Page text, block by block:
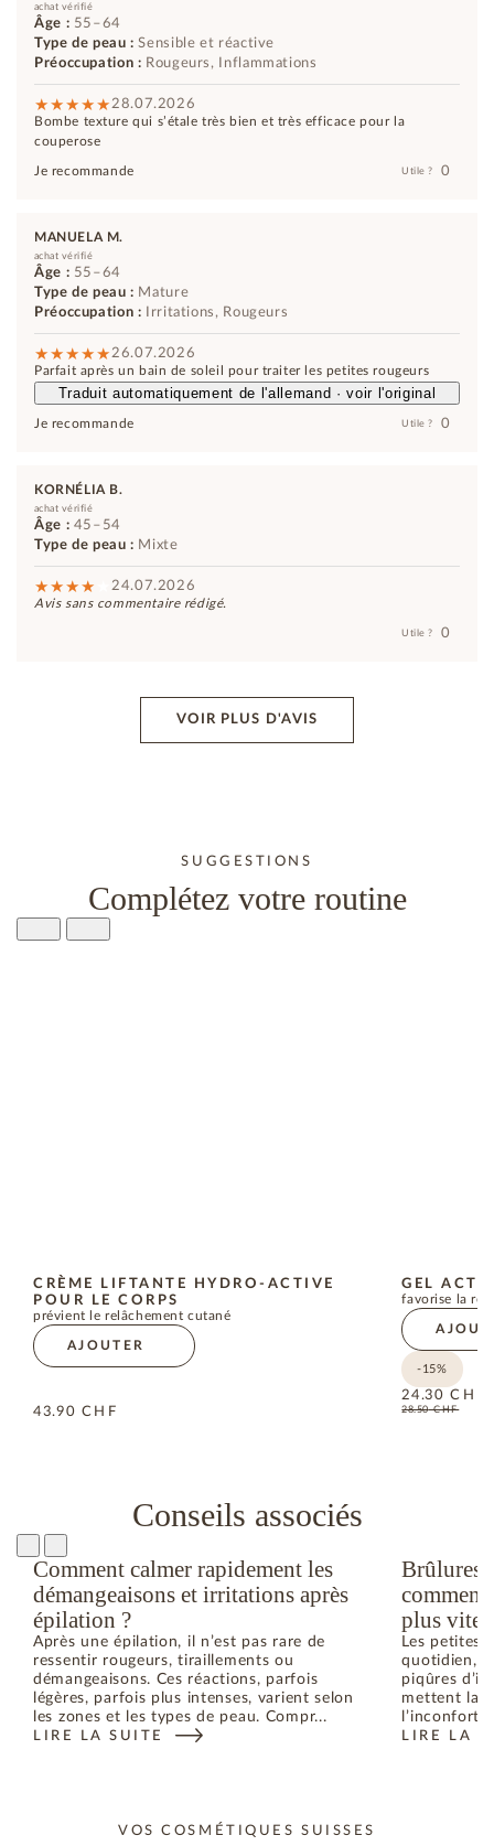
achat vérifié
Âge : 55–64
Type de peau : Sensible et réactive
Préoccupation : Rougeurs, Inflammations
28.07.2026
Bombe texture qui s’étale très bien et très efficace pour la
couperose
Je recommande Utile ? 0
MANUELA M.
achat vérifié
Âge : 55–64
Type de peau : Mature
Préoccupation : Irritations, Rougeurs
26.07.2026
Parfait après un bain de soleil pour traiter les petites rougeurs
Traduit automatiquement de l'allemand · voir l'original
Je recommande Utile ? 0
KORNÉLIA B.
achat vérifié
Âge : 45–54
Type de peau : Mixte
24.07.2026
Avis sans commentaire rédigé.
Utile ? 0
VOIR PLUS D'AVIS
SUGGESTIONS
Complétez votre routine
CRÈME LIFTANTE HYDRO-ACTIVE
POUR LE CORPS
prévient le relâchement cutané
AJOUTER
43.90 CHF
GEL
favorise la
-15%
24.30 CHF
28.50CHF
Conseils associés
Comment calmer rapidement les
démangeaisons et irritations après
épilation ?
Après une épilation, il n’est pas rare de
ressentir rougeurs, tiraillements ou
démangeaisons. Ces réactions, parfois
légères, parfois plus intenses, varient selon
les zones et les types de peau. Compr...
LIRE LA SUITE
Brûlures,
comment
plus vite
Les petites
quotidien,
piqûres
mettent la
l’inconfort
LIRE LA
VOS COSMÉTIQUES SUISSES